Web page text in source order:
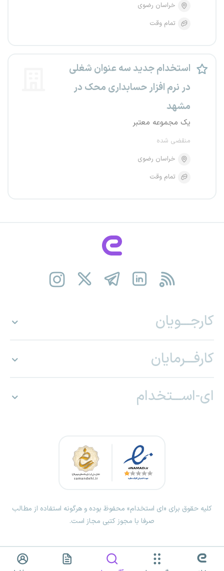
خراسان رضوی
تمام وقت
استخدام جدید سه عنوان شغلی
در نرم افزار حسابداری محک در
مشهد
یک مجموعه معتبر
منقضی شده
خراسان رضوی
تمام وقت
کارجـــویان
کارفـــرمایان
ای-اســـتخدام
کلیه حقوق برای «ای استخدام» محفوظ بوده و هرگونه استفاده از مطالب
صرفا با مجوز کتبی مجاز است.